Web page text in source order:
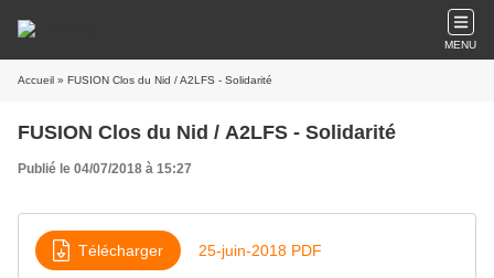
MENU
Accueil » FUSION Clos du Nid / A2LFS - Solidarité
FUSION Clos du Nid / A2LFS - Solidarité
Publié le 04/07/2018 à 15:27
Télécharger 25-juin-2018 PDF